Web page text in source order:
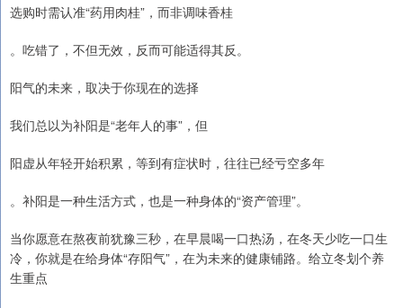
选购时需认准“药用肉桂”，而非调味香桂
。吃错了，不但无效，反而可能适得其反。
阳气的未来，取决于你现在的选择
我们总以为补阳是“老年人的事”，但
阳虚从年轻开始积累，等到有症状时，往往已经亏空多年
。补阳是一种生活方式，也是一种身体的“资产管理”。
当你愿意在熬夜前犹豫三秒，在早晨喝一口热汤，在冬天少吃一口生
冷，你就是在给身体“存阳气”，在为未来的健康铺路。给立冬划个养
生重点